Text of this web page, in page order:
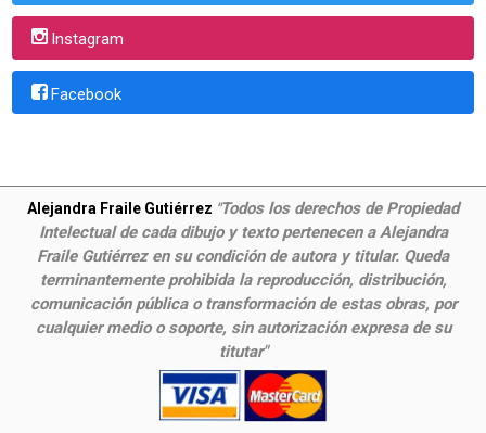
Instagram
Facebook
Alejandra Fraile Gutiérrez "Todos los derechos de Propiedad
Intelectual de cada dibujo y texto pertenecen a Alejandra
Fraile Gutiérrez en su condición de autora y titular. Queda
terminantemente prohibida la reproducción, distribución,
comunicación pública o transformación de estas obras, por
cualquier medio o soporte, sin autorización expresa de su
titutar"